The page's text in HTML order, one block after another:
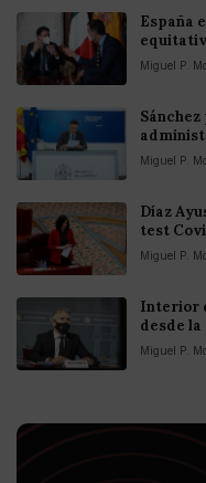
España
Miguel P.
Miguel P.
Díaz
test
Miguel P.
Interior
desde
Miguel P.